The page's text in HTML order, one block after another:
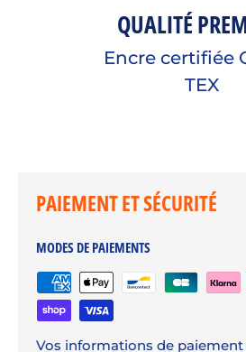
QUALITÉ
Encre certifiée
TEX
PAIEMENT ET SÉCURITÉ
MODES DE PAIEMENTS
Vos informations de